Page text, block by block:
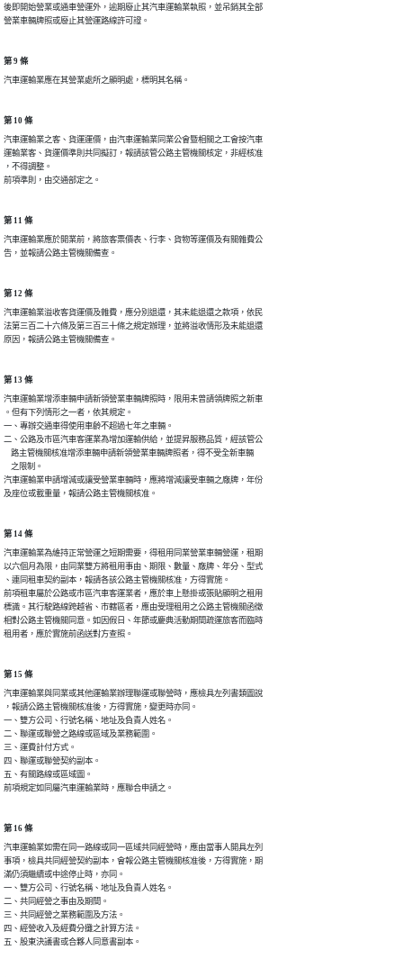
後即開始營業或通車營運外，逾期廢止其汽車運輸業執照，並吊銷其全部
營業車輛牌照或廢止其營運路線許可證。
第 9 條
汽車運輸業應在其營業處所之顯明處，標明其名稱。
第 10 條
汽車運輸業之客、貨運運價，由汽車運輸業同業公會暨相關之工會按汽車
運輸業客、貨運價準則共同擬訂，報請該管公路主管機關核定，非經核准
，不得調整。
前項準則，由交通部定之。
第 11 條
汽車運輸業應於開業前，將旅客票價表、行李、貨物等運價及有關雜費公
告，並報請公路主管機關備查。
第 12 條
汽車運輸業溢收客貨運價及雜費，應分別退還，其未能退還之款項，依民
法第三百二十六條及第三百三十條之規定辦理，並將溢收情形及未能退還
原因，報請公路主管機關備查。
第 13 條
汽車運輸業增添車輛申請新領營業車輛牌照時，限用未曾請領牌照之新車
。但有下列情形之一者，依其規定。
一、專辦交通車得使用車齡不超過七年之車輛。
二、公路及市區汽車客運業為增加運輸供給，並提昇服務品質，經該管公
    路主管機關核准增添車輛申請新領營業車輛牌照者，得不受全新車輛
    之限制。
汽車運輸業申請增減或讓受營業車輛時，應將增減讓受車輛之廠牌，年份
及座位或載重量，報請公路主管機關核准。
第 14 條
汽車運輸業為維持正常營運之短期需要，得租用同業營業車輛營運，租期
以六個月為限，由同業雙方將租用事由、期限、數量、廠牌、年分、型式
、連同租車契約副本，報請各該公路主管機關核准，方得實施。
前項租車屬於公路或市區汽車客運業者，應於車上懸掛或張貼顯明之租用
標識。其行駛路線跨越省、市轄區者，應由受理租用之公路主管機關函徵
相對公路主管機關同意。如因假日、年節或慶典活動期間疏運旅客而臨時
租用者，應於實施前函送對方查照。
第 15 條
汽車運輸業與同業或其他運輸業辦理聯運或聯營時，應檢具左列書類圖說
，報請公路主管機關核准後，方得實施，變更時亦同。
一、雙方公司、行號名稱、地址及負責人姓名。
二、聯運或聯營之路線或區域及業務範圍。
三、運費計付方式。
四、聯運或聯營契約副本。
五、有關路線或區域圖。
前項規定如同屬汽車運輸業時，應聯合申請之。
第 16 條
汽車運輸業如需在同一路線或同一區域共同經營時，應由當事人開具左列
事項，檢具共同經營契約副本，會報公路主管機關核准後，方得實施，期
滿仍須繼續或中途停止時，亦同。
一、雙方公司、行號名稱、地址及負責人姓名。
二、共同經營之事由及期間。
三、共同經營之業務範圍及方法。
四、經營收入及經費分攤之計算方法。
五、股東決議書或合夥人同意書副本。